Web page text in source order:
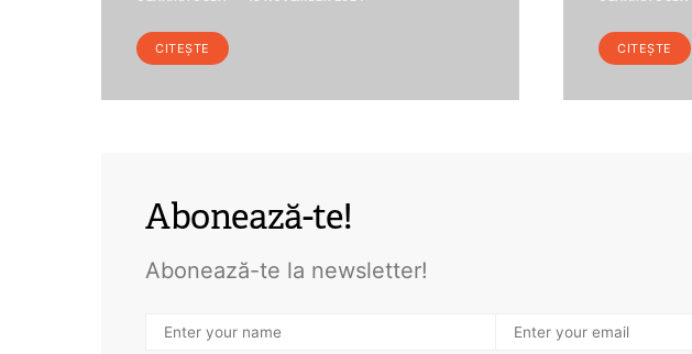
CITEȘTE CITEȘTE
Abonează-te!
Abonează-te la newsletter!